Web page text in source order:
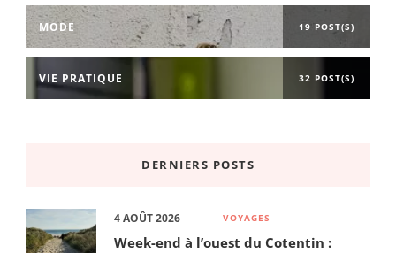
MODE 19 POST(S)
VIE PRATIQUE 32 POST(S)
DERNIERS POSTS
VOYAGES
Week-end à l’ouest du Cotentin :
4 AOÛT 2026